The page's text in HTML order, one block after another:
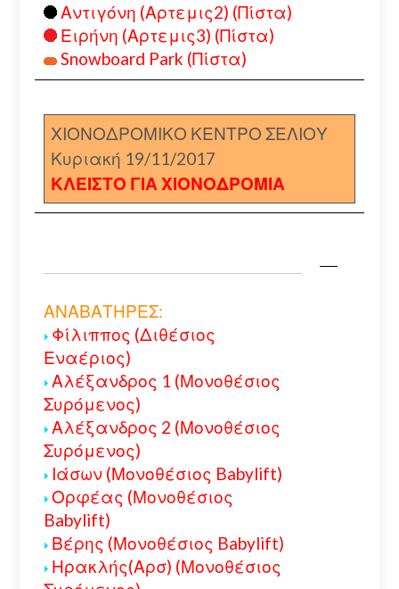
Αντιγόνη (Αρτεμις2) (Πίστα)
Ειρήνη (Αρτεμις3) (Πίστα)
Snowboard Park (Πίστα)
ΧΙΟΝΟΔΡΟΜΙΚΟ ΚΕΝΤΡΟ ΣΕΛΙΟΥ
Κυριακή 19/11/2017
ΚΛΕΙΣΤΟ ΓΙΑ ΧΙΟΝΟΔΡΟΜΙΑ
ΑΝΑΒΑΤΗΡΕΣ:
Φίλιππος (Διθέσιος
Εναέριος)
Αλέξανδρος 1 (Μονοθέσιος
Συρόμενος)
Αλέξανδρος 2 (Μονοθέσιος
Συρόμενος)
Ιάσων (Μονοθέσιος Babylift)
Ορφέας (Μονοθέσιος
Babylift)
Βέρης (Μονοθέσιος Babylift)
Ηρακλής(Αρσ) (Μονοθέσιος